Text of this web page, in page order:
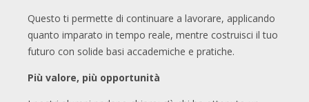
Questo ti permette di continuare a lavorare, applicando
quanto imparato in tempo reale, mentre costruisci il tuo
futuro con solide basi accademiche e pratiche.
Più valore, più opportunità